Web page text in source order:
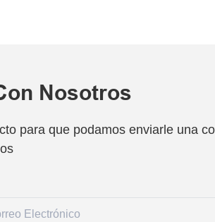
Nosotros
para que podamos enviarle una
Electrónico